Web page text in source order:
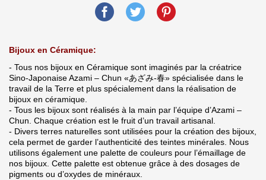
Bijoux en Céramique:
- Tous nos bijoux en Céramique sont imaginés par la créatrice
Sino-Japonaise Azami – Chun «あざみ-春» spécialisée dans le
travail de la Terre et plus spécialement dans la réalisation de
bijoux en céramique.
- Tous les bijoux sont réalisés à la main par l’équipe d’Azami –
Chun. Chaque création est le fruit d’un travail artisanal.
- Divers terres naturelles sont utilisées pour la création des bijoux,
cela permet de garder l’authenticité des teintes minérales. Nous
utilisons également une palette de couleurs pour l’émaillage de
nos bijoux. Cette palette est obtenue grâce à des dosages de
pigments ou d’oxydes de minéraux.